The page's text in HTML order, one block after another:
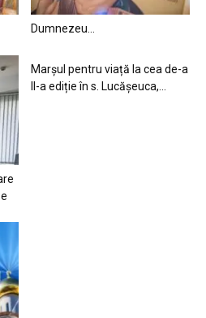
Dumnezeu…
Marșul pentru viață la cea de-a
II-a ediție în s. Lucășeuca,...